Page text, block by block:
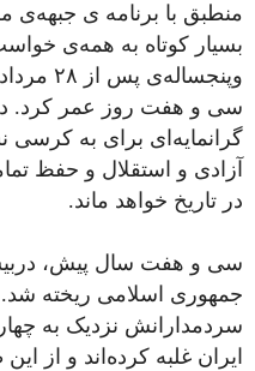
منطبق با برنامه ی جبهه‌ی
بسیار کوتاه به همه‌ی
سی و هفت روز عمر کرد.
گرانمایه‌ای برای به
آزادی و استقلال و حفظ
در تاریخ خواهد ماند.
جمهوری اسلامی ریخته
سردمدارانش نزدیک به
ایران غلبه کرده‌اند و از